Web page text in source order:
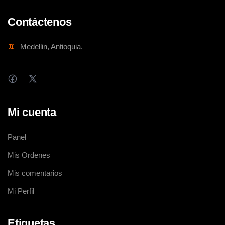
Contáctenos
Medellin, Antioquia.
Mi cuenta
Panel
Mis Ordenes
Mis comentarios
Mi Perfil